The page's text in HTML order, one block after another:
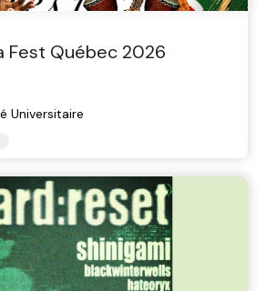
Fest Québec 2026
Universitaire